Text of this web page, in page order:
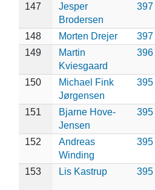
147
Jesper
Brodersen
397
148 Morten Drejer
397
149
Martin
Kviesgaard
396
150
Michael Fink
Jørgensen
395
151
Bjarne Hove-
Jensen
395
152
Andreas
Winding
395
153 Lis Kastrup 395